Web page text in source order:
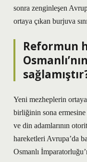
sonra zenginleşen
ortaya çıkan burjuva
Reformun
Yeni mezheplerin
birliğinin sona
ve din adamlarının
hareketleri Avrupa’da
Osmanlı